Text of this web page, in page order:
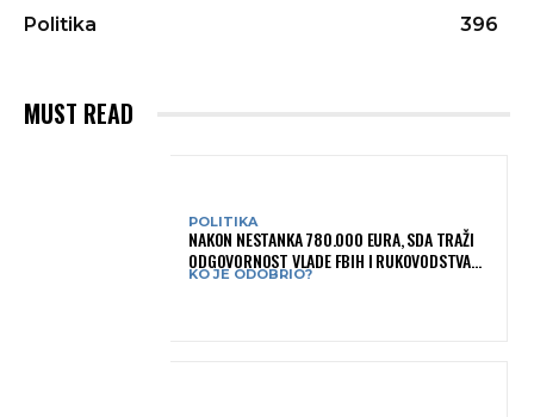
Politika
396
MUST READ
POLITIKA
NAKON NESTANKA 780.000 EURA, SDA TRAŽI
ODGOVORNOST VLADE FBIH I RUKOVODSTVA
IGMANA
KO JE ODOBRIO?